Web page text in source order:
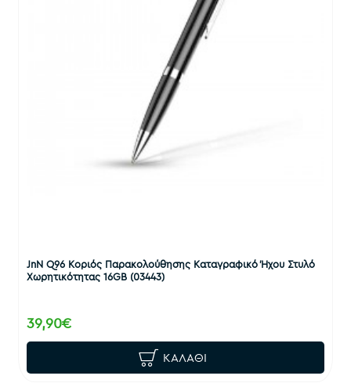
JnN Q96 Κοριός Παρακολούθησης Καταγραφικό Ήχου Στυλό
Χωρητικότητας 16GB (03443)
39,90€
ΚΑΛΆΘΙ